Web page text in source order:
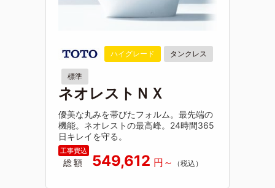
ハイグレード タンクレス
標準
ネオレストＮＸ
優美な丸みを帯びたフォルム。最先端の
機能。ネオレストの最高峰。24時間365
日キレイを守る。
総額 549,612